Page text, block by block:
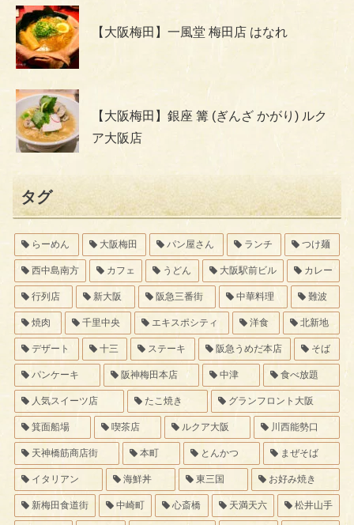
【大阪梅田】一風堂 梅田店 はなれ
【大阪梅田】銀座 篝 (ぎんざ かがり) ルク
ア大阪店
タグ
らーめん 大阪梅田 パン屋さん ランチ つけ麺
西中島南方 カフェ うどん 大阪駅前ビル カレー
行列店 新大阪 阪急三番街 中華料理 難波
焼肉 千里中央 エキスポシティ 洋食 北新地
デザート 十三 ステーキ 阪急うめだ本店 そば
パンケーキ 阪神梅田本店 中津 食べ放題
人気スイーツ店 たこ焼き グランフロント大阪
箕面船場 喫茶店 ルクア大阪 川西能勢口
天神橋筋商店街 本町 とんかつ まぜそば
イタリアン 海鮮丼 東三国 お好み焼き
新梅田食道街 中崎町 心斎橋 天満天六 松井山手